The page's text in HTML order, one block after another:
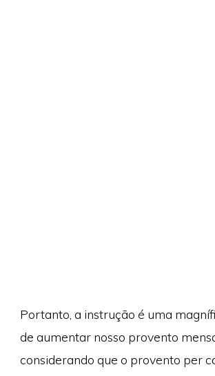
Portanto, a instrução é uma
de aumentar nosso provento
considerando que o provento per